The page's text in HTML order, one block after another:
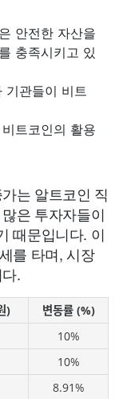
안전한 자산을
충족시키고 있
기관들이 비트
트코인의 활용
는 알트코인 직
은 투자자들이
때문입니다. 이
를 타며, 시장
.
)
변동률 (%)
10%
10%
8.91%